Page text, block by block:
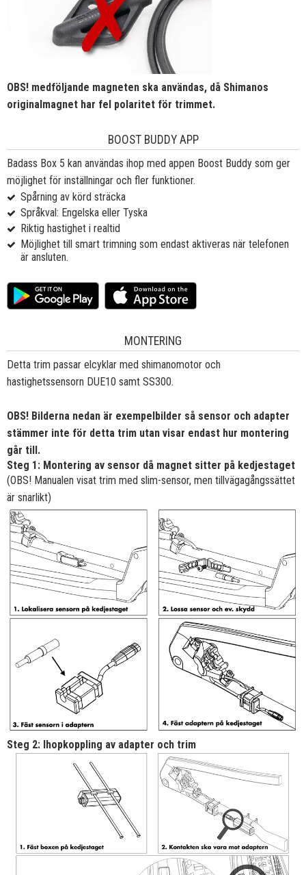
OBS! medföljande magneten ska användas, då Shimanos
originalmagnet har fel polaritet för trimmet.
BOOST BUDDY APP
Badass Box 5 kan användas ihop med appen Boost Buddy som ger
möjlighet för inställningar och fler funktioner.
Spårning av körd sträcka
Språkval: Engelska eller Tyska
Riktig hastighet i realtid
Möjlighet till smart trimning som endast aktiveras när telefonen
är ansluten.
MONTERING
Detta trim passar elcyklar med shimanomotor och
hastighetssensorn DUE10 samt SS300.
OBS! Bilderna nedan är exempelbilder så sensor och adapter
stämmer inte för detta trim utan visar endast hur montering
går till.
Steg 1: Montering av sensor då magnet sitter på kedjestaget
(OBS! Manualen visat trim med slim-sensor, men tillvägagångssättet
är snarlikt)
Steg 2: Ihopkoppling av adapter och trim